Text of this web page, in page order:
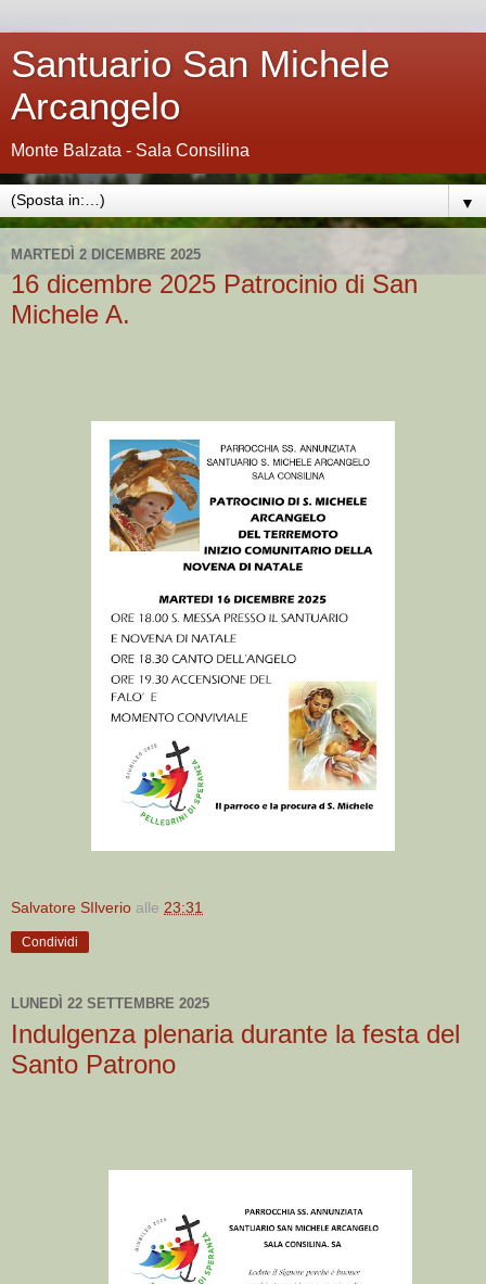
Santuario San Michele
Arcangelo
Monte Balzata - Sala Consilina
▼
MARTEDÌ 2 DICEMBRE 2025
16 dicembre 2025 Patrocinio di San
Michele A.
Salvatore SIlverio alle 23:31
Condividi
LUNEDÌ 22 SETTEMBRE 2025
Indulgenza plenaria durante la festa del
Santo Patrono